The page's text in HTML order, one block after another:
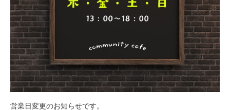
営業日変更のお知らせです。